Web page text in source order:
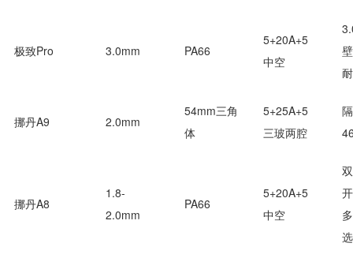
极致Pro 3.0mm PA66
5+20A+5
中空
挪丹A9 2.0mm
54mm三角
体
5+25A+5
三玻两腔
挪丹A8
1.8-
2.0mm
PA66
5+20A+5
中空
选